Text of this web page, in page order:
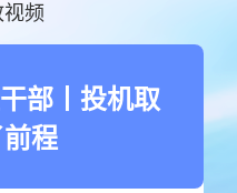
视频
部丨投机取
程